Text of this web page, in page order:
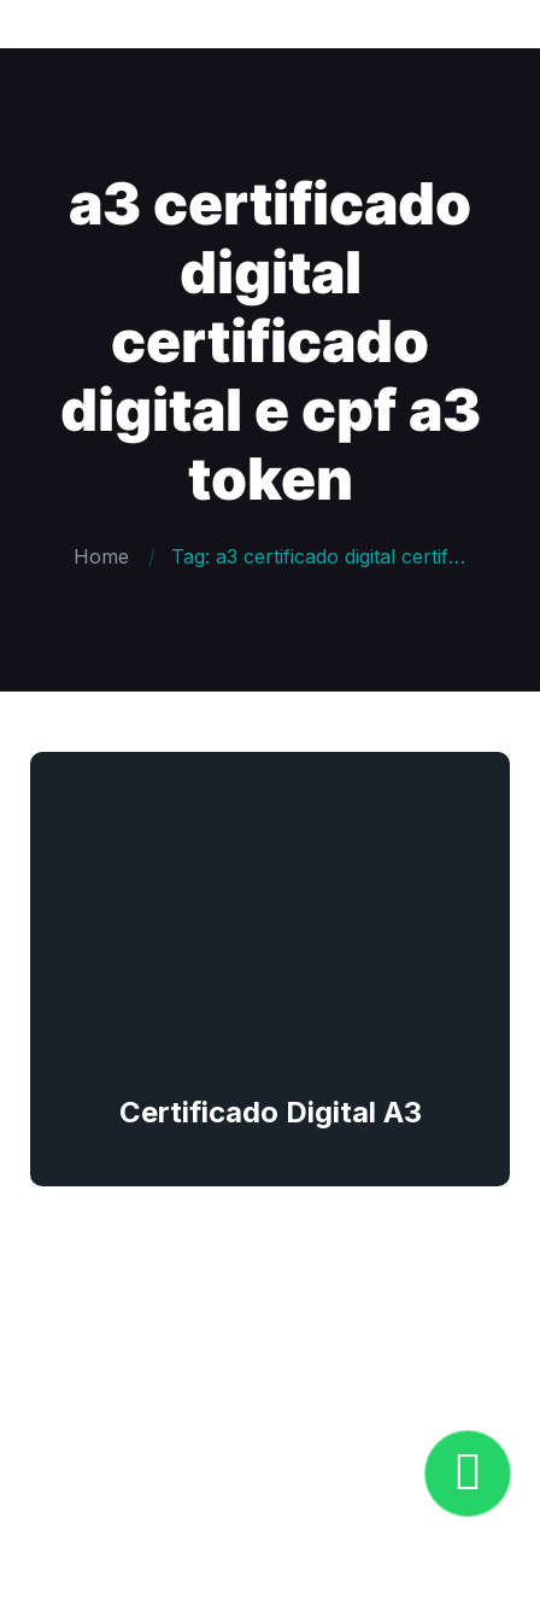
a3 certificado
digital
certificado
digital e cpf a3
token
Home Tag: a3 certificado digital certificado digital e cpf a3 token
Certificado Digital A3